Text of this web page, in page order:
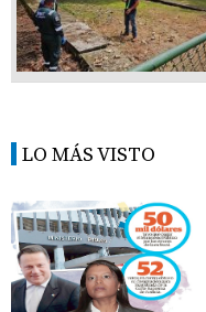
LO MÁS VISTO